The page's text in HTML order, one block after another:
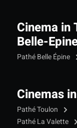
Cinema in
Belle-
Pathé Belle Épine
Cinemas
Pathé Toulon
Pathé La Valette